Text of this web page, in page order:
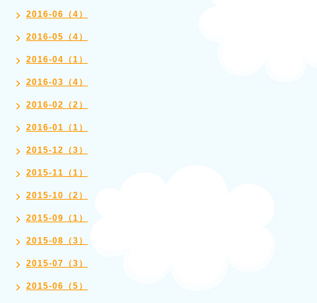
2016-06（4）
2016-05（4）
2016-04（1）
2016-03（4）
2016-02（2）
2016-01（1）
2015-12（3）
2015-11（1）
2015-10（2）
2015-09（1）
2015-08（3）
2015-07（3）
2015-06（5）